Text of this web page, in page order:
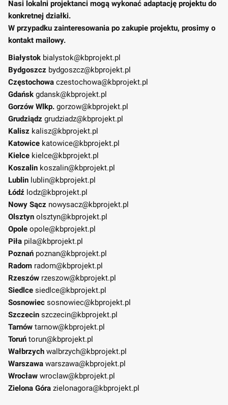
Nasi lokalni projektanci mogą wykonać adaptację projektu do
konkretnej działki.
W przypadku zainteresowania po zakupie projektu, prosimy o
kontakt mailowy.
Białystok bialystok@kbprojekt.pl
Bydgoszcz bydgoszcz@kbprojekt.pl
Częstochowa czestochowa@kbprojekt.pl
Gdańsk gdansk@kbprojekt.pl
Gorzów Wlkp. gorzow@kbprojekt.pl
Grudziądz grudziadz@kbprojekt.pl
Kalisz kalisz@kbprojekt.pl
Katowice katowice@kbprojekt.pl
Kielce kielce@kbprojekt.pl
Koszalin koszalin@kbprojekt.pl
Lublin lublin@kbprojekt.pl
Łódź lodz@kbprojekt.pl
Nowy Sącz nowysacz@kbprojekt.pl
Olsztyn olsztyn@kbprojekt.pl
Opole opole@kbprojekt.pl
Piła pila@kbprojekt.pl
Poznań poznan@kbprojekt.pl
Radom radom@kbprojekt.pl
Rzeszów rzeszow@kbprojekt.pl
Siedlce siedlce@kbprojekt.pl
Sosnowiec sosnowiec@kbprojekt.pl
Szczecin szczecin@kbprojekt.pl
Tarnów tarnow@kbprojekt.pl
Toruń torun@kbprojekt.pl
Wałbrzych walbrzych@kbprojekt.pl
Warszawa warszawa@kbprojekt.pl
Wrocław wroclaw@kbprojekt.pl
Zielona Góra zielonagora@kbprojekt.pl